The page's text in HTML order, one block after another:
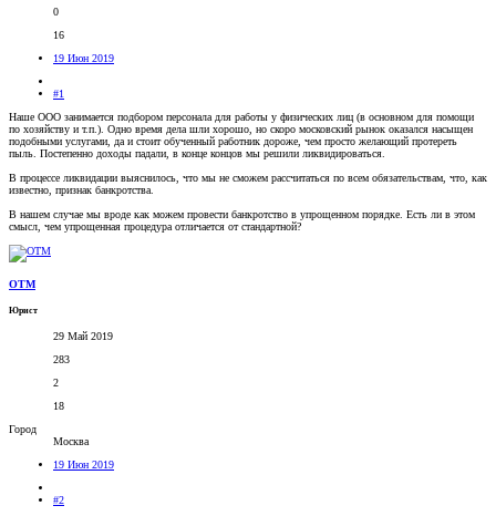
0
16
19 Июн 2019
#1
Наше ООО занимается подбором персонала для работы у физических лиц (в основном для помощи
по хозяйству и т.п.). Одно время дела шли хорошо, но скоро московский рынок оказался насыщен
подобными услугами, да и стоит обученный работник дороже, чем просто желающий протереть
пыль. Постепенно доходы падали, в конце концов мы решили ликвидироваться.
В процессе ликвидации выяснилось, что мы не сможем рассчитаться по всем обязательствам, что, как
известно, признак банкротства.
В нашем случае мы вроде как можем провести банкротство в упрощенном порядке. Есть ли в этом
смысл, чем упрощенная процедура отличается от стандартной?
OTM
Юрист
29 Май 2019
283
2
18
Город
Москва
19 Июн 2019
#2